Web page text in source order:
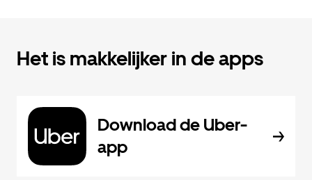
Het is makkelijker in de apps
Download de Uber-
app